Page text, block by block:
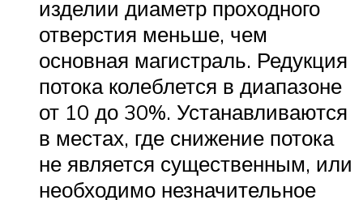
изделии диаметр проходного
отверстия меньше, чем
основная магистраль. Редукция
потока колеблется в диапазоне
от 10 до 30%. Устанавливаются
в местах, где снижение потока
не является существенным, или
необходимо незначительное